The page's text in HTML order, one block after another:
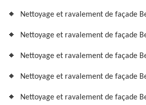
Nettoyage et ravalement de façade
Nettoyage et ravalement de façade
Nettoyage et ravalement de façade
Nettoyage et ravalement de façade
Nettoyage et ravalement de façade